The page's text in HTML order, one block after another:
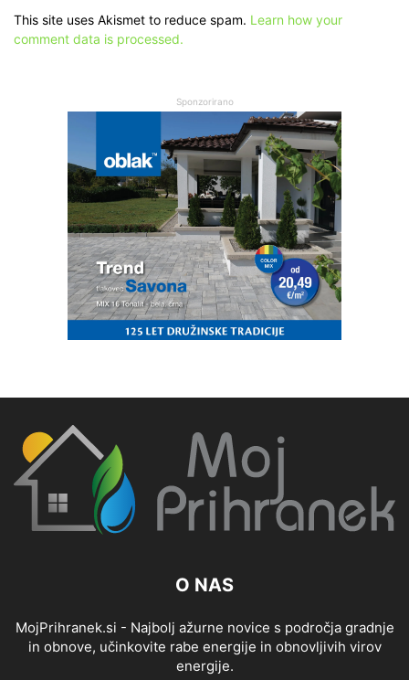
This site uses Akismet to reduce spam. Learn how your
comment data is processed.
Sponzorirano
O NAS
MojPrihranek.si - Najbolj ažurne novice s področja gradnje
in obnove, učinkovite rabe energije in obnovljivih virov
energije.